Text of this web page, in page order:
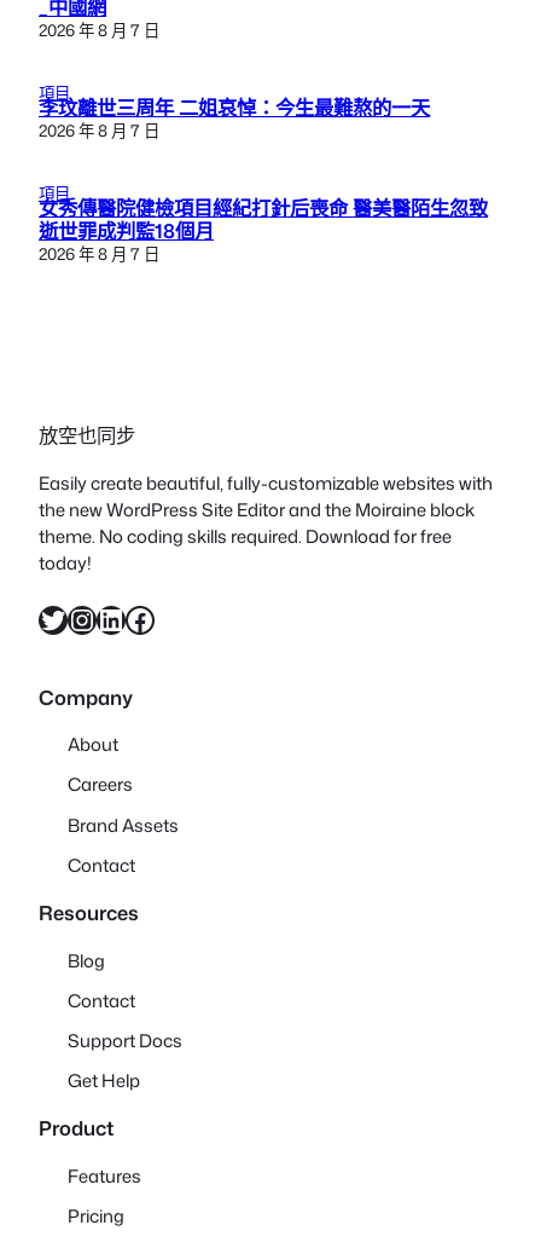
_中國網
2026 年 8 月 7 日
項目
李玟離世三周年 二姐哀悼：今生最難熬的一天
2026 年 8 月 7 日
項目
女秀傳醫院健檢項目經紀打針后喪命 醫美醫陌生忽致
逝世罪成判監18個月
2026 年 8 月 7 日
放空也同步
Easily create beautiful, fully-customizable websites with
the new WordPress Site Editor and the Moiraine block
theme. No coding skills required. Download for free
today!
X InstagramLinkedIn Facebook
Company
About
Careers
Brand Assets
Contact
Resources
Blog
Contact
Support Docs
Get Help
Product
Features
Pricing